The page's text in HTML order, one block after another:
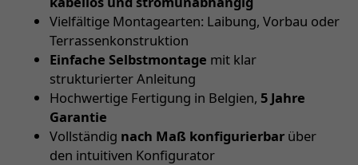
Vielfältige Montagearten: Laibung, Vorbau oder
Terrassenkonstruktion
Einfache Selbstmontage mit klar
strukturierter Anleitung
Hochwertige Fertigung in Belgien, 5 Jahre
Garantie
Vollständig nach Maß konfigurierbar über
den intuitiven Konfigurator